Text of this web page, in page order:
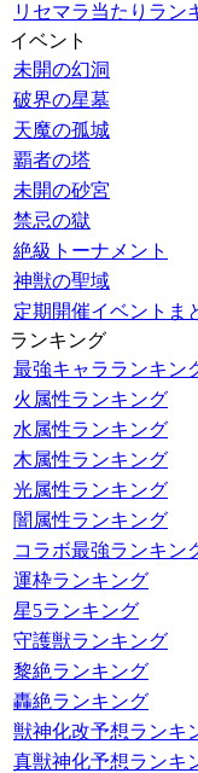
リセマラ当たりラン
イベント
未開の幻洞
破界の星墓
天魔の孤城
覇者の塔
未開の砂宮
禁忌の獄
絶級トーナメント
神獣の聖域
定期開催イベントま
ランキング
最強キャラランキン
火属性ランキング
水属性ランキング
木属性ランキング
光属性ランキング
闇属性ランキング
コラボ最強ランキン
運枠ランキング
星5ランキング
守護獣ランキング
黎絶ランキング
轟絶ランキング
獣神化改予想ランキ
真獣神化予想ランキ